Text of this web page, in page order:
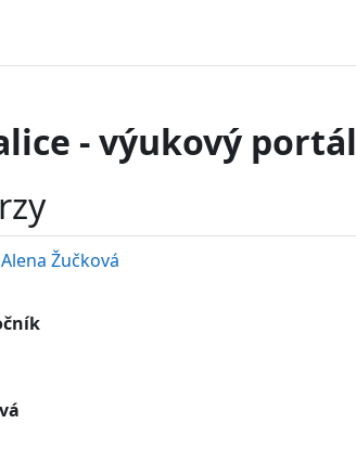
- výukový portál
Žučková